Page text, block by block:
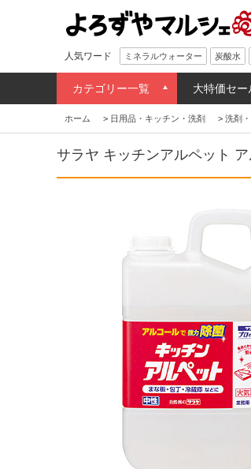
人気ワード ミネラルウォーター 炭酸水
カテゴリー一覧 大特価セー
ホーム > 日用品・キッチン・洗剤 > 洗剤
サラヤ キッチンアルペット